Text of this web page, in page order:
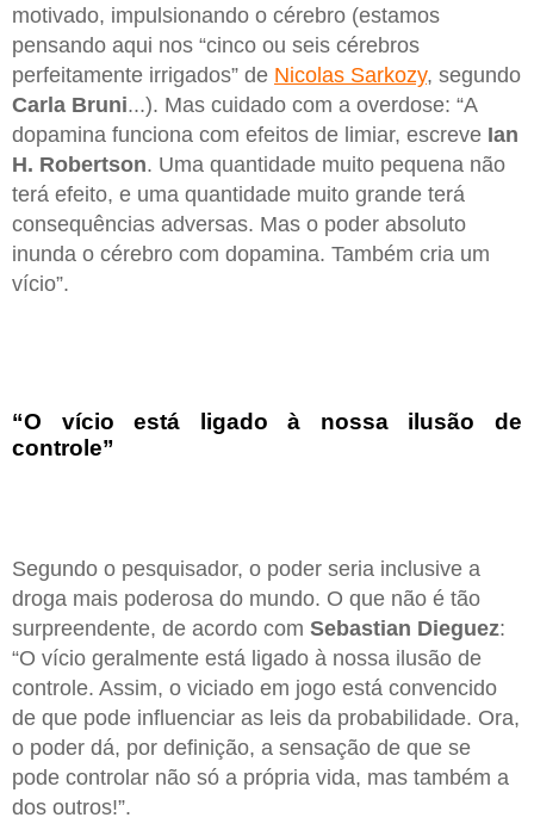
motivado, impulsionando o cérebro (estamos
pensando aqui nos “cinco ou seis cérebros
perfeitamente irrigados” de Nicolas Sarkozy, segundo
Carla Bruni...). Mas cuidado com a overdose: “A
dopamina funciona com efeitos de limiar, escreve Ian
H. Robertson. Uma quantidade muito pequena não
terá efeito, e uma quantidade muito grande terá
consequências adversas. Mas o poder absoluto
inunda o cérebro com dopamina. Também cria um
vício”.
“O vício está ligado à nossa ilusão de
controle”
Segundo o pesquisador, o poder seria inclusive a
droga mais poderosa do mundo. O que não é tão
surpreendente, de acordo com Sebastian Dieguez:
“O vício geralmente está ligado à nossa ilusão de
controle. Assim, o viciado em jogo está convencido
de que pode influenciar as leis da probabilidade. Ora,
o poder dá, por definição, a sensação de que se
pode controlar não só a própria vida, mas também a
dos outros!”.